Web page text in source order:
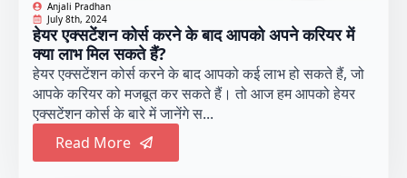
Anjali Pradhan
July 8th, 2024
हेयर एक्सटेंशन कोर्स करने के बाद आपको अपने करियर में
क्या लाभ मिल सकते हैं?
हेयर एक्सटेंशन कोर्स करने के बाद आपको कई लाभ हो सकते हैं, जो
आपके करियर को मजबूत कर सकते हैं। तो आज हम आपको हेयर
एक्सटेंशन कोर्स के बारे में जानेंगे स...
Read More